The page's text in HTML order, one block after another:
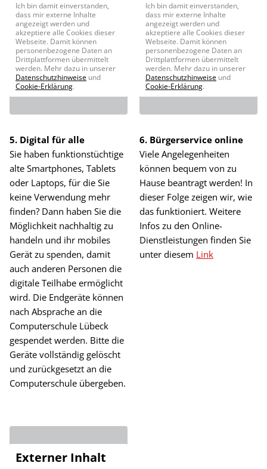
Ich bin damit einverstanden,
dass mir externe Inhalte
angezeigt werden und
akzeptiere alle Cookies dieser
Webseite. Damit können
personenbezogene Daten an
Drittplattformen übermittelt
werden. Mehr dazu in unserer
Datenschutzhinweise und
Cookie-Erklärung.
5. Digital für alle
Sie haben funktionstüchtige
alte Smartphones, Tablets
oder Laptops, für die Sie
keine Verwendung mehr
finden? Dann haben Sie die
Möglichkeit nachhaltig zu
handeln und ihr mobiles
Gerät zu spenden, damit
auch anderen Personen die
digitale Teilhabe ermöglicht
wird. Die Endgeräte können
nach Absprache an die
Computerschule Lübeck
gespendet werden. Bitte die
Geräte vollständig gelöscht
und zurückgesetzt an die
Computerschule übergeben.
Ich bin damit einverstanden,
dass mir externe Inhalte
angezeigt werden und
akzeptiere alle Cookies dieser
Webseite. Damit können
personenbezogene Daten an
Drittplattformen übermittelt
werden. Mehr dazu in unserer
Datenschutzhinweise und
Cookie-Erklärung.
6. Bürgerservice online
Viele Angelegenheiten
können bequem von zu
Hause beantragt werden! In
dieser Folge zeigen wir, wie
das funktioniert. Weitere
Infos zu den Online-
Dienstleistungen finden Sie
unter diesem Link
Externer Inhalt